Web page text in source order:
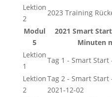
Lektion
2
2023 Training
Modul
5
2021 Smart
Minuten
Lektion
1
Tag 1 - Smart Start
Lektion
2
Tag 2 - Smart Start
2021-12-02